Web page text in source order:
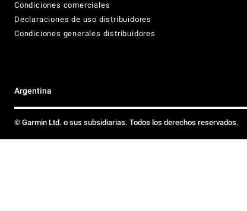
Condiciones comerciales
Declaraciones de uso distribuidores
Condiciones generales distribuidores
Argentina
© Garmin Ltd. o sus subsidiarias. Todos los derechos reservados.